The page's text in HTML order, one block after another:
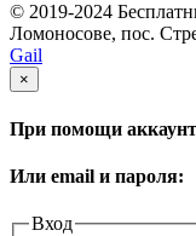
© 2019-2024
Ломоносове, пос.
Gail
×
При помощи
Или email и пароля:
Вход